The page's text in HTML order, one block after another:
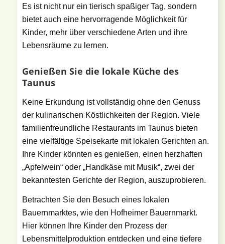
Es ist nicht nur ein tierisch spaßiger Tag, sondern
bietet auch eine hervorragende Möglichkeit für
Kinder, mehr über verschiedene Arten und ihre
Lebensräume zu lernen.
Genießen Sie die lokale Küche des
Taunus
Keine Erkundung ist vollständig ohne den Genuss
der kulinarischen Köstlichkeiten der Region. Viele
familienfreundliche Restaurants im Taunus bieten
eine vielfältige Speisekarte mit lokalen Gerichten an.
Ihre Kinder könnten es genießen, einen herzhaften
„Apfelwein“ oder „Handkäse mit Musik“, zwei der
bekanntesten Gerichte der Region, auszuprobieren.
Betrachten Sie den Besuch eines lokalen
Bauernmarktes, wie den Hofheimer Bauernmarkt.
Hier können Ihre Kinder den Prozess der
Lebensmittelproduktion entdecken und eine tiefere